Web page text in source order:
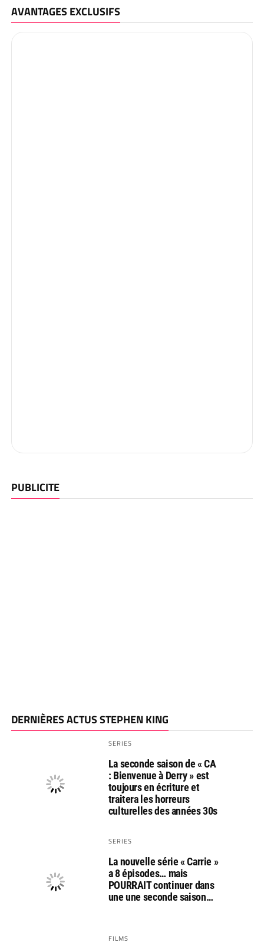
AVANTAGES EXCLUSIFS
PUBLICITE
DERNIÈRES ACTUS STEPHEN KING
SERIES
La seconde saison de « CA
: Bienvenue à Derry » est
toujours en écriture et
traitera les horreurs
culturelles des années 30s
SERIES
La nouvelle série « Carrie »
a 8 épisodes… mais
POURRAIT continuer dans
une une seconde saison…
FILMS